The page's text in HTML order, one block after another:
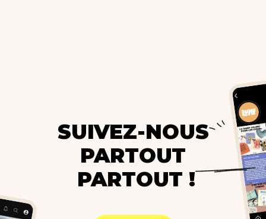
SUIVEZ-NOUS
PARTOUT
PARTOUT !